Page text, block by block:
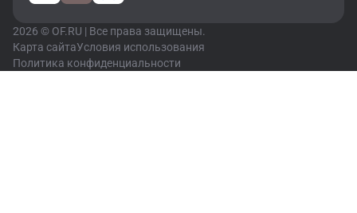
2026 © OF.RU | Все права защищены.
Карта сайтаУсловия использования
Политика конфиденциальности